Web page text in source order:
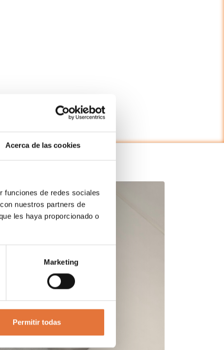
Acerca de las cookies
funciones de redes sociales
nuestros partners de
les haya proporcionado o
Marketing
Permitir todas
l’AECA